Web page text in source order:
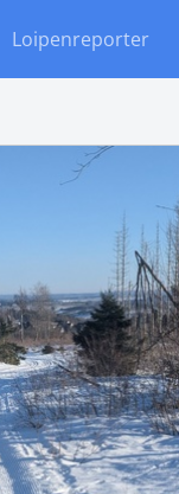
Loipenreporter